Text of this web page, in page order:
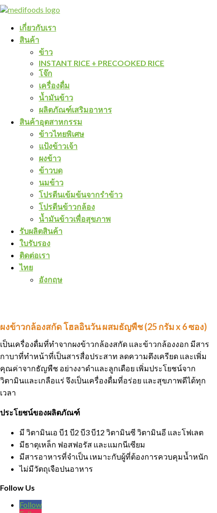
เกี่ยวกับเรา
สินค้า
ข้าว
INSTANT RICE + PRECOOKED RICE
โจ๊ก
เครื่องดื่ม
น้ำมันข้าว
ผลิตภัณฑ์เสริมอาหาร
สินค้าอุตสาหกรรม
ข้าวไทยพิเศษ
แป้งข้าวเจ้า
ผงข้าว
ข้าวบด
นมข้าว
โปรตีนเข้มข้นจากรำข้าว
โปรตีนข้าวกล้อง
น้ำมันข้าวเพื่อสุขภาพ
รับผลิตสินค้า
ใบรับรอง
ติดต่อเรา
ไทย
อังกฤษ
ผงข้าวกล้องสกัด โฮลอินวัน ผสมธัญพืช (25 กรัม x 6 ซอง)
เป็นเครื่องดื่มที่ทำจากผงข้าวกล้องสกัด และข้าวกล้องงอก มีสาร
กาบาที่ทำหน้าที่เป็นสารสื่อประสาท ลดความตึงเครียด และเพิ่ม
คุณค่าจากธัญพืช อย่างงาดำและลูกเดือย เพิ่มประโยชน์จาก
วิตามินและเกลือแร่ จึงเป็นเครื่องดื่มที่อร่อย และสุขภาพดีได้ทุก
เวลา
ประโยชน์ของผลิตภัณฑ์
มี วิตามินเอ บี1 บี2 บี3 บี12 วิตามินซี วิตามินอี และโฟเลต
มีธาตุเหล็ก ฟอสฟอรัส และแมกนีเซียม
มีสารอาหารที่จำเป็น เหมาะกับผู้ที่ต้องการควบคุมน้ำหนัก
ไม่มีวัตถุเจือปนอาหาร
Follow Us
Follow